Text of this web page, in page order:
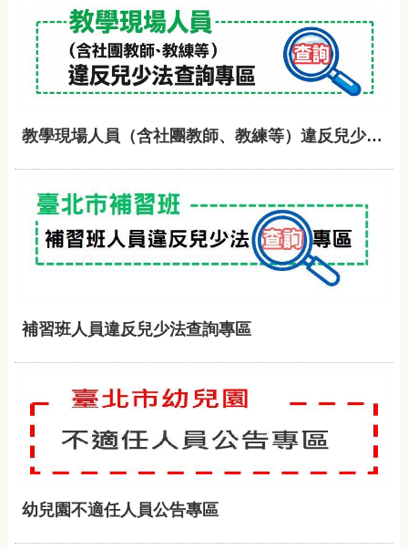
教學現場人員（含社團教師、教練等）違反兒少法查詢專區
補習班人員違反兒少法查詢專區
幼兒園不適任人員公告專區